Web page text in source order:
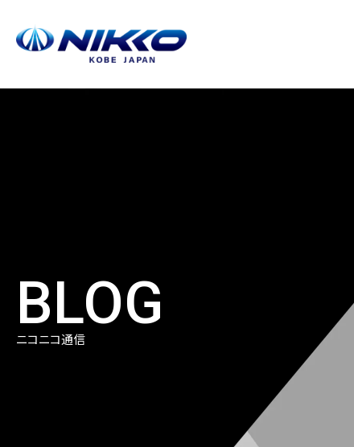
BLOG
ニコニコ通信